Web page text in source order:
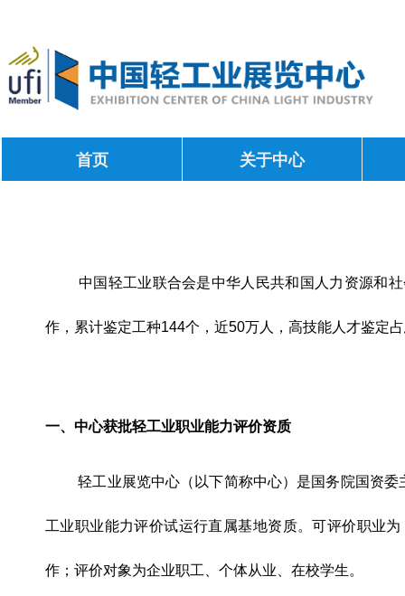
首页 关于中心
中国轻工业联合会是中华人民共和国人力资源和
作，累计鉴定工种144个，近50万人，高技能人才鉴定
一、中心获批轻工业职业能力评价资质
轻工业展览中心（以下简称中心）是国务院国资
工业职业能力评价试运行直属基地资质。可评价职业
作；评价对象为企业职工、个体从业、在校学生。